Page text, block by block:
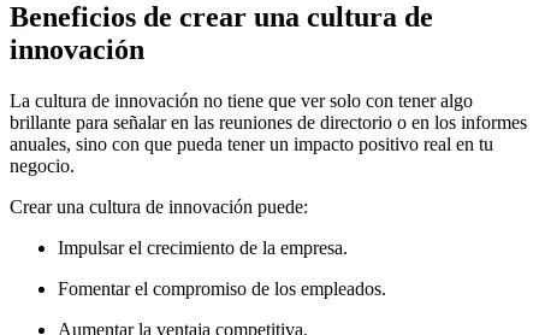
Beneficios de crear una cultura de
innovación
La cultura de innovación no tiene que ver solo con tener algo
brillante para señalar en las reuniones de directorio o en los informes
anuales, sino con que pueda tener un impacto positivo real en tu
negocio.
Crear una cultura de innovación puede:
Impulsar el crecimiento de la empresa.
Fomentar el compromiso de los empleados.
Aumentar la ventaja competitiva.